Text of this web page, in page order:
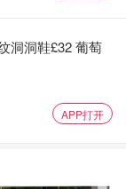
洞洞鞋£32 葡萄
APP打开